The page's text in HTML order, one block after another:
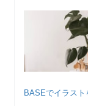
BASEでイラス